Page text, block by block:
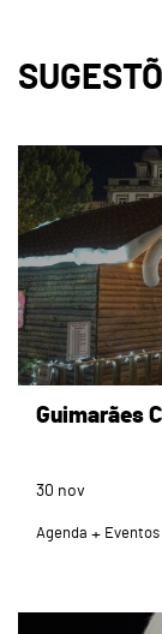
page
Guimarães
30 nov
Agenda Eventos